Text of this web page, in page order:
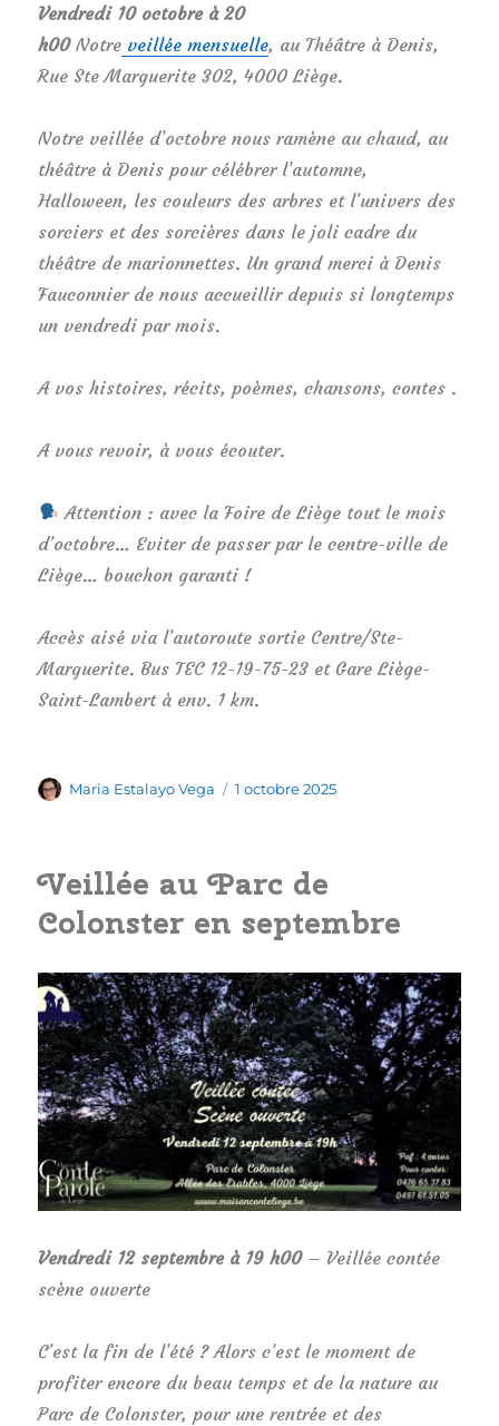
Vendredi 10 octobre à 20
h00Notre veillée mensuelle, au Théâtre à Denis,
Rue Ste Marguerite 302, 4000 Liège.
Notre veillée d’octobre nous ramène au chaud, au
théâtre à Denis pour célébrer l’automne,
Halloween, les couleurs des arbres et l’univers des
sorciers et des sorcières dans le joli cadre du
théâtre de marionnettes. Un grand merci à Denis
Fauconnier de nous accueillir depuis si longtemps
un vendredi par mois.
A vos histoires, récits, poèmes, chansons, contes .
A vous revoir, à vous écouter.
Attention : avec la Foire de Liège tout le mois
d’octobre… Eviter de passer par le centre-ville de
Liège… bouchon garanti !
Accès aisé via l’autoroute sortie Centre/Ste-
Marguerite. Bus TEC 12-19-75-23 et Gare Liège-
Saint-Lambert à env. 1 km.
Auteur
Maria Estalayo Vega
Publié
1 octobre 2025
Veillée au Parc de
Colonster en septembre
Vendredi 12 septembre à 19 h00– Veillée contée
scène ouverte
C’est la fin de l’été ? Alors c’est le moment de
profiter encore du beau temps et de la nature au
Parc de Colonster, pour une rentrée et des